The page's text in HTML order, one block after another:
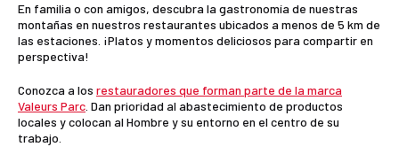
En familia o con amigos, descubra la gastronomía de nuestras
montañas en nuestros restaurantes ubicados a menos de 5 km de
las estaciones. ¡Platos y momentos deliciosos para compartir en
perspectiva!
Conozca a los restauradores que forman parte de la marca
Valeurs Parc . Dan prioridad al abastecimiento de productos
locales y colocan al Hombre y su entorno en el centro de su
trabajo.